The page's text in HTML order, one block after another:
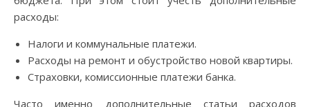
расходы:
Налоги и коммунальные платежи.
Расходы на ремонт и обустройство новой квартиры.
Страховки, комиссионные платежи банка.
Часто именно дополнительные статьи расходов